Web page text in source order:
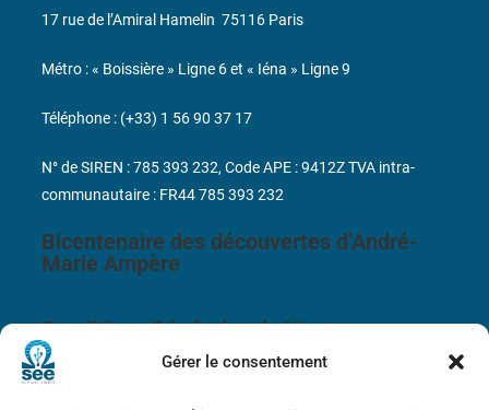
Gérer le consentement
Bicentenaire des découvertes d’André-
Marie Ampère
Conditions Générales de Vente
17 rue de l’Amiral Hamelin 75116 Paris
Métro : « Boissière » Ligne 6 et « Iéna » Ligne 9
Téléphone : (+33) 1 56 90 37 17
N° de SIREN : 785 393 232, Code APE : 9412Z TVA intra-
communautaire : FR44 785 393 232